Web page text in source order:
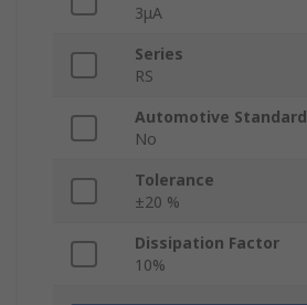
3μA
Series
RS
Automotive Standard
No
Tolerance
±20 %
Dissipation Factor
10%